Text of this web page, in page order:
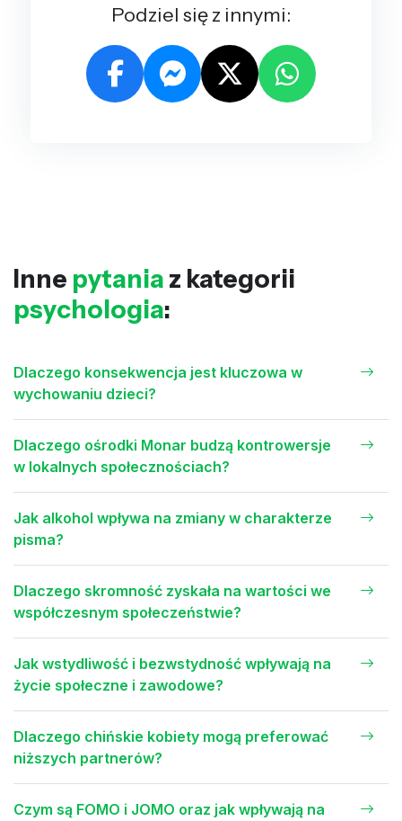
Podziel się z innymi:
Inne pytania z kategorii
psychologia:
Dlaczego konsekwencja jest kluczowa w
wychowaniu dzieci?
Dlaczego ośrodki Monar budzą kontrowersje
w lokalnych społecznościach?
Jak alkohol wpływa na zmiany w charakterze
pisma?
Dlaczego skromność zyskała na wartości we
współczesnym społeczeństwie?
Jak wstydliwość i bezwstydność wpływają na
życie społeczne i zawodowe?
Dlaczego chińskie kobiety mogą preferować
niższych partnerów?
Czym są FOMO i JOMO oraz jak wpływają na